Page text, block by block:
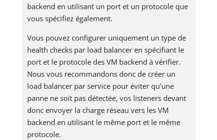
backend en utilisant un port et un protocole que
vous spécifiez également.
Vous pouvez configurer uniquement un type de
health checks par load balancer en spécifiant le
port et le protocole des VM backend à vérifier.
Nous vous recommandons donc de créer un
load balancer par service pour éviter qu’une
panne ne soit pas détectée, vos listeners devant
donc envoyer la charge réseau vers les VM
backend en utilisant le même port et le même
protocole.